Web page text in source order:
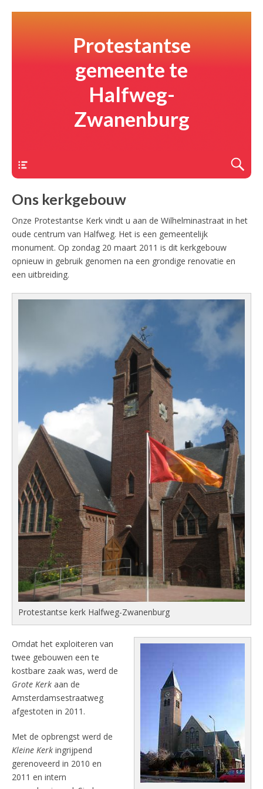
Protestantse
gemeente te
Halfweg-
Zwanenburg
Ons kerkgebouw
Onze Protestantse Kerk vindt u aan de Wilhelminastraat in het
oude centrum van Halfweg. Het is een gemeentelijk
monument. Op zondag 20 maart 2011 is dit kerkgebouw
opnieuw in gebruik genomen na een grondige renovatie en
een uitbreiding.
Protestantse kerk Halfweg-Zwanenburg
Omdat het exploiteren van
twee gebouwen een te
kostbare zaak was, werd de
Grote Kerk aan de
Amsterdamsestraatweg
afgestoten in 2011.
Met de opbrengst werd de
Kleine Kerk ingrijpend
gerenoveerd in 2010 en
2011 en intern